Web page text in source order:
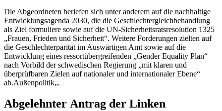
Die Abgeordneten beriefen sich unter anderem auf die nachhaltige
Entwicklungsagenda 2030, die die Geschlechtergleichbehandlung
als Ziel formuliere sowie auf die UN-Sicherheitsratsresolution 1325
„Frauen, Frieden und Sicherheit“. Weitere Forderungen zielten auf
die Geschlechterparität im Auswärtigen Amt sowie auf die
Entwicklung eines ressortübergreifenden „Gender Equality Plan“
nach Vorbild der schwedischen Regierung „mit klaren und
überprüfbaren Zielen auf nationaler und internationaler Ebene“
ab.Außenpolitik„.
Abgelehnter Antrag der Linken